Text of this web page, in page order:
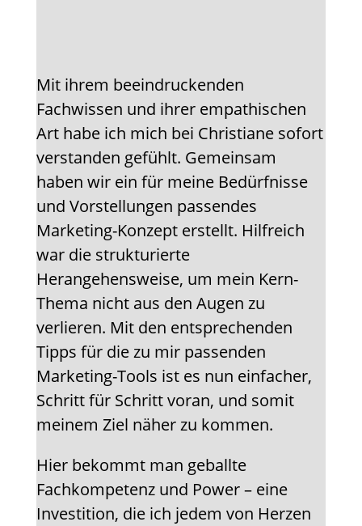
Mit ihrem beeindruckenden
Fachwissen und ihrer empathischen
Art habe ich mich bei Christiane sofort
verstanden gefühlt. Gemeinsam
haben wir ein für meine Bedürfnisse
und Vorstellungen passendes
Marketing-Konzept erstellt. Hilfreich
war die strukturierte
Herangehensweise, um mein Kern-
Thema nicht aus den Augen zu
verlieren. Mit den entsprechenden
Tipps für die zu mir passenden
Marketing-Tools ist es nun einfacher,
Schritt für Schritt voran, und somit
meinem Ziel näher zu kommen.
Hier bekommt man geballte
Fachkompetenz und Power – eine
Investition, die ich jedem von Herzen